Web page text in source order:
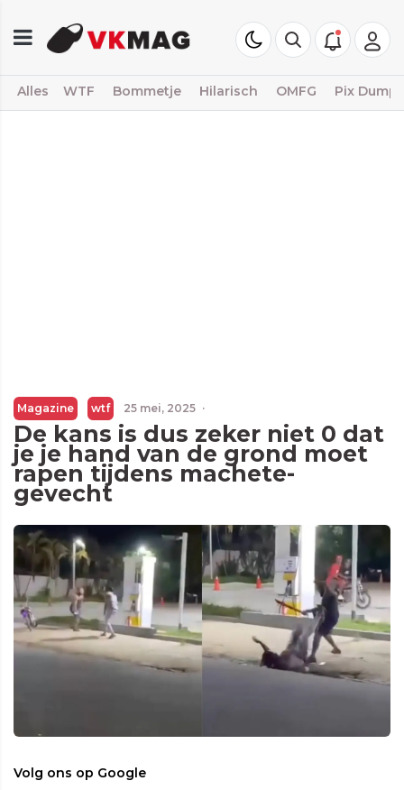
Alles WTF Bommetje Hilarisch OMFG Pix Dump
Magazine wtf 25 mei, 2025 ·
De kans is dus zeker niet 0 dat
je je hand van de grond moet
rapen tijdens machete-
gevecht
Volg ons op Google